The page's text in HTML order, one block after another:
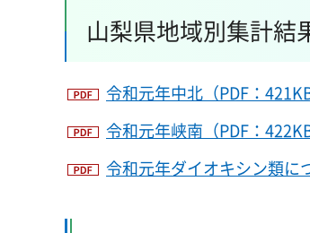
山梨県地域別集計結
令和元年中北（PDF：421KB
令和元年峡南（PDF：422KB
令和元年ダイオキシン類に